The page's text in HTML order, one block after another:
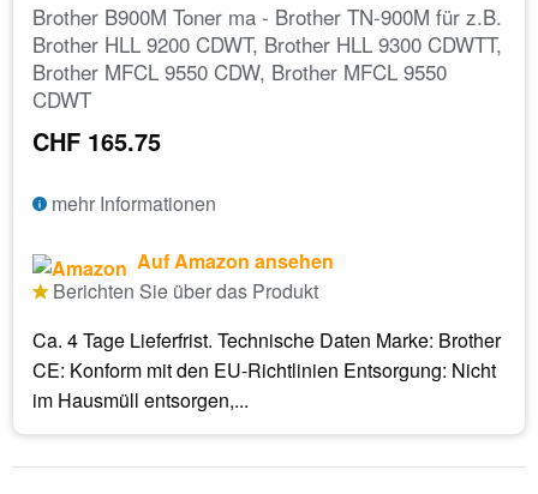
Brother B900M Toner ma - Brother TN-900M für z.B.
Brother HLL 9200 CDWT, Brother HLL 9300 CDWTT,
Brother MFCL 9550 CDW, Brother MFCL 9550
CDWT
CHF 165.75
mehr Informationen
Auf Amazon ansehen
Berichten Sie über das Produkt
Ca. 4 Tage Lieferfrist. Technische Daten Marke: Brother
CE: Konform mit den EU-Richtlinien Entsorgung: Nicht
im Hausmüll entsorgen,...